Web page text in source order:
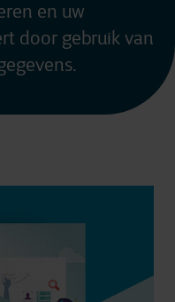
en uw
door gebruik van